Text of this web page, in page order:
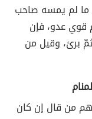
ما لم يمسه صاحب
عدو، فإن
برئ، وقيل من
من قال إن كان